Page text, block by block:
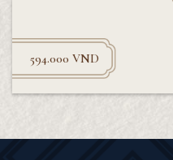
594.000 VND